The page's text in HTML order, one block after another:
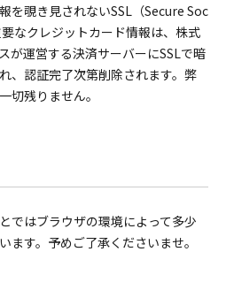
を覗き見されないSSL（Secure Soc
なクレジットカード情報は、株式
が運営する決済サーバーにSSLで暗
、認証完了次第削除されます。弊
切残りません。
ではブラウザの環境によって多少
ます。予めご了承くださいませ。